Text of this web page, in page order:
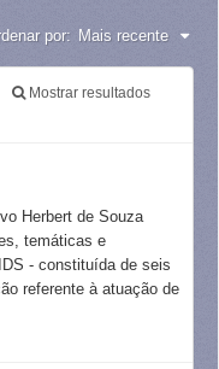
por: Mais recente
Mostrar resultados
Herbert de Souza
temáticas e
- constituída de seis
referente à atuação de